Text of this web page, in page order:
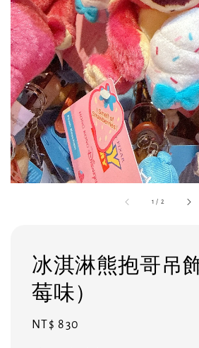
1 / 2
冰淇淋熊抱哥吊
莓味）
Regular
NT$ 830